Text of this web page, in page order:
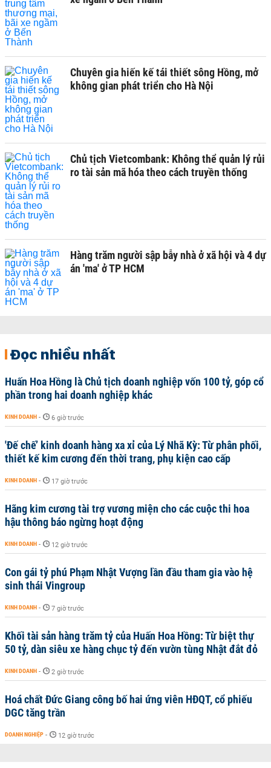
Chuyên gia hiến kế tái thiết sông Hồng, mở
không gian phát triển cho Hà Nội
Chủ tịch Vietcombank: Không thể quản lý rủi
ro tài sản mã hóa theo cách truyền thống
Hàng trăm người sập bẫy nhà ở xã hội và 4 dự
án 'ma' ở TP HCM
Đọc nhiều nhất
Huấn Hoa Hồng là Chủ tịch doanh nghiệp vốn 100 tỷ, góp cổ
phần trong hai doanh nghiệp khác
KINH DOANH - 6 giờ trước
'Đế chế’ kinh doanh hàng xa xỉ của Lý Nhã Kỳ: Từ phân phối,
thiết kế kim cương đến thời trang, phụ kiện cao cấp
KINH DOANH - 17 giờ trước
Hãng kim cương tài trợ vương miện cho các cuộc thi hoa
hậu thông báo ngừng hoạt động
KINH DOANH - 12 giờ trước
Con gái tỷ phú Phạm Nhật Vượng lần đầu tham gia vào hệ
sinh thái Vingroup
KINH DOANH - 7 giờ trước
Khối tài sản hàng trăm tỷ của Huấn Hoa Hồng: Từ biệt thự
50 tỷ, dàn siêu xe hàng chục tỷ đến vườn tùng Nhật đắt đỏ
KINH DOANH - 2 giờ trước
Hoá chất Đức Giang công bố hai ứng viên HĐQT, cổ phiếu
DGC tăng trần
DOANH NGHIỆP - 12 giờ trước